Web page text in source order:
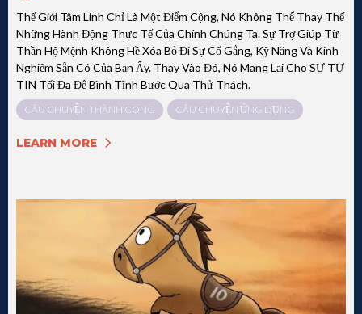
Thế Giới Tâm Linh Chỉ Là Một Điểm Cộng, Nó Không Thể Thay Thế
Những Hành Động Thực Tế Của Chính Chúng Ta. Sự Trợ Giúp Từ
Thần Hộ Mệnh Không Hề Xóa Bỏ Đi Sự Cố Gắng, Kỹ Năng Và Kinh
Nghiệm Sẵn Có Của Bạn Ấy. Thay Vào Đó, Nó Mang Lại Cho SỰ TỰ
TIN Tối Đa Để Bình Tĩnh Bước Qua Thử Thách.
CÂU CHUYỆN THÀNH CÔNG CÂU CHUYỆN ỨNG DỤNG
LEARN MORE